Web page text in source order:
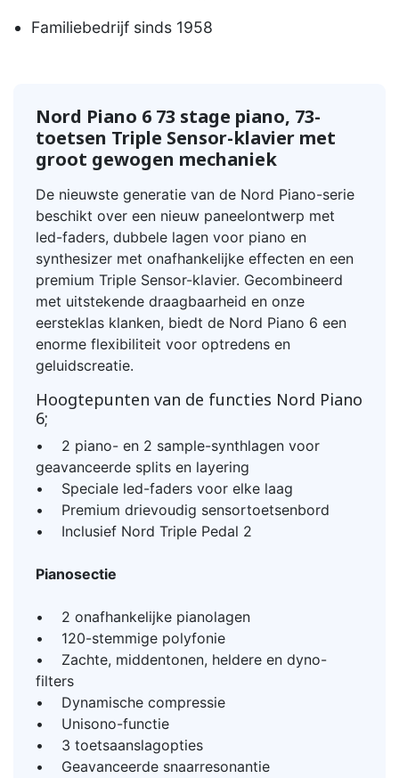
Familiebedrijf sinds 1958
Nord Piano 6 73 stage piano, 73-
toetsen Triple Sensor-klavier met
groot gewogen mechaniek
De nieuwste generatie van de Nord Piano-serie
beschikt over een nieuw paneelontwerp met
led-faders, dubbele lagen voor piano en
synthesizer met onafhankelijke effecten en een
premium Triple Sensor-klavier. Gecombineerd
met uitstekende draagbaarheid en onze
eersteklas klanken, biedt de Nord Piano 6 een
enorme flexibiliteit voor optredens en
geluidscreatie.
Hoogtepunten van de functies Nord Piano
6;
• 2 piano- en 2 sample-synthlagen voor
geavanceerde splits en layering
• Speciale led-faders voor elke laag
• Premium drievoudig sensortoetsenbord
• Inclusief Nord Triple Pedal 2
Pianosectie
• 2 onafhankelijke pianolagen
• 120-stemmige polyfonie
• Zachte, middentonen, heldere en dyno-
filters
• Dynamische compressie
• Unisono-functie
• 3 toetsaanslagopties
• Geavanceerde snaarresonantie